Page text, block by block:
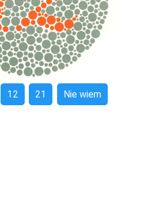
12 21 Nie wiem